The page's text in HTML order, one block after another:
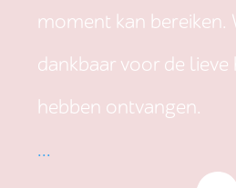
moment kan bereiken.
dankbaar voor de
hebben ontvangen.
...